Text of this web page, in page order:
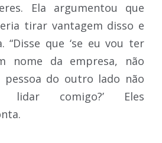
Ela argumentou que
tirar vantagem disso e
“Disse que ‘se eu vou ter
nome da empresa, não
do outro lado não
lidar comigo?’ Eles